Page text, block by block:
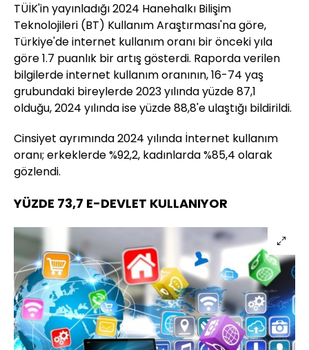
TÜİK'in yayınladığı 2024 Hanehalkı Bilişim
Teknolojileri (BT) Kullanım Araştırması'na göre,
Türkiye'de internet kullanım oranı bir önceki yıla
göre 1.7 puanlık bir artış gösterdi. Raporda verilen
bilgilerde internet kullanım oranının, 16-74 yaş
grubundaki bireylerde 2023 yılında yüzde 87,1
olduğu, 2024 yılında ise yüzde 88,8'e ulaştığı bildirildi.
Cinsiyet ayrımında 2024 yılında İnternet kullanım
oranı; erkeklerde %92,2, kadınlarda %85,4 olarak
gözlendi.
YÜZDE 73,7 E-DEVLET KULLANIYOR